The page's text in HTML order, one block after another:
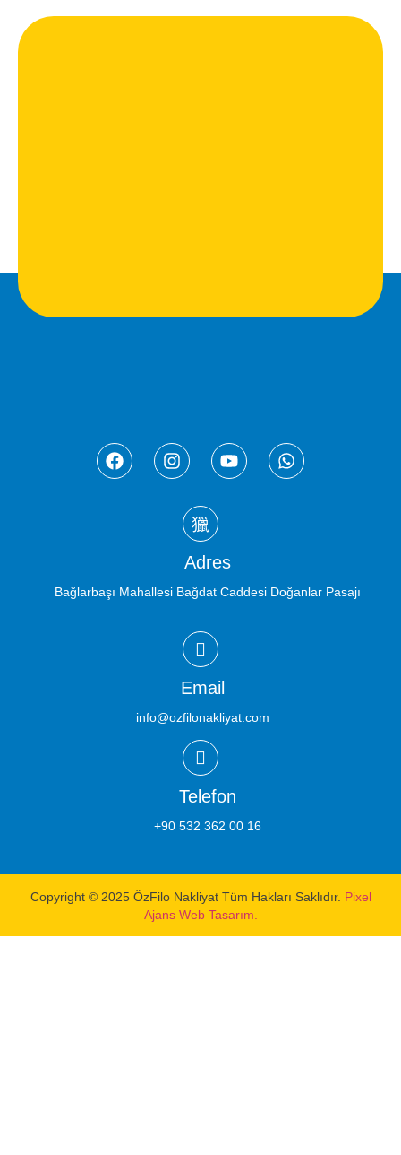
Adres
Bağlarbaşı Mahallesi Bağdat Caddesi Doğanlar Pasajı
Email
info@ozfilonakliyat.com
Telefon
+90 532 362 00 16
Copyright © 2025 ÖzFilo Nakliyat Tüm Hakları Saklıdır. Pixel
Ajans Web Tasarım.